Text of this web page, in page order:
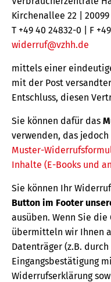
Kirchenallee 22 |
T +49 40 24832-0 | F
widerruf@vzhh.de
mittels einer
mit der Post
Entschluss, diesen
Sie können dafür das
verwenden, das
Muster-
Inhalte (E-Books und
Sie können Ihr
Button im Footer
ausüben. Wenn Sie
übermitteln wir Ihnen
Datenträger (z.B.
Eingangsbestätigung
Widerrufserklärung